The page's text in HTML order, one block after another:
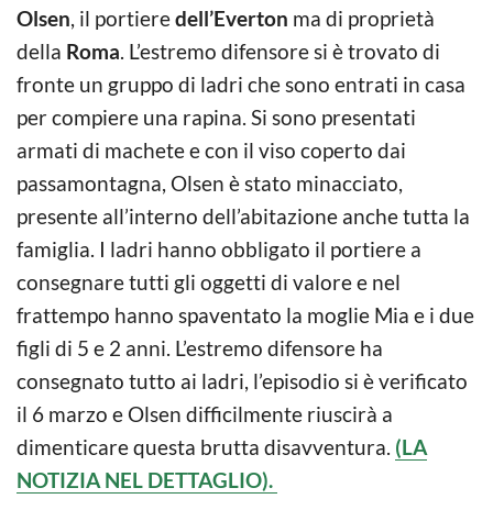
Olsen, il portieredell’Everton ma di proprietà
della Roma. L’estremo difensore si è trovato di
fronte un gruppo di ladri che sono entrati in casa
per compiere una rapina. Si sono presentati
armati di machete e con il viso coperto dai
passamontagna, Olsen è stato minacciato,
presente all’interno dell’abitazione anche tutta la
famiglia. I ladri hanno obbligato il portiere a
consegnare tutti gli oggetti di valore e nel
frattempo hanno spaventato la moglie Mia e i due
figli di 5 e 2 anni. L’estremo difensore ha
consegnato tutto ai ladri, l’episodio si è verificato
il 6 marzo e Olsen difficilmente riuscirà a
dimenticare questa brutta disavventura. (LA
NOTIZIA NEL DETTAGLIO).